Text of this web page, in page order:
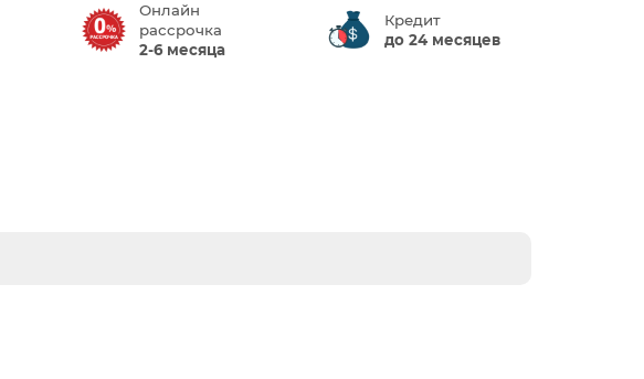
Онлайн
рассрочка
2-6 месяца
Кредит
до 24 месяцев